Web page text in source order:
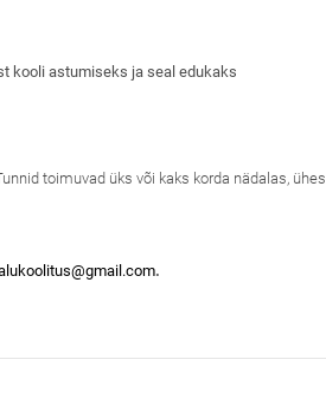
kooli astumiseks ja seal edukaks
toimuvad üks või kaks korda nädalas, ühes
.